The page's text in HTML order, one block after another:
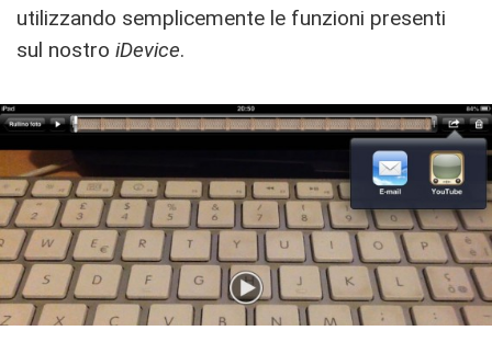
utilizzando semplicemente le funzioni presenti
sul nostro iDevice.